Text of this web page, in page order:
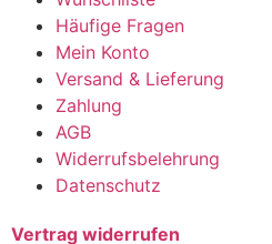
Häufige Fragen
Mein Konto
Versand & Lieferung
Zahlung
AGB
Widerrufsbelehrung
Datenschutz
Vertrag widerrufen